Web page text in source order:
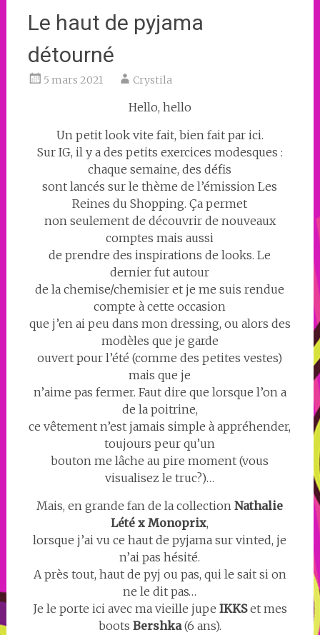
Le haut de pyjama
détourné
5 mars 2021 Crystila
Hello, hello
Un petit look vite fait, bien fait par ici.
Sur IG, il y a des petits exercices modesques :
chaque semaine, des défis
sont lancés sur le thème de l’émission Les
Reines du Shopping. Ça permet
non seulement de découvrir de nouveaux
comptes mais aussi
de prendre des inspirations de looks. Le
dernier fut autour
de la chemise/chemisier et je me suis rendue
compte à cette occasion
que j’en ai peu dans mon dressing, ou alors des
modèles que je garde
ouvert pour l’été (comme des petites vestes)
mais que je
n’aime pas fermer. Faut dire que lorsque l’on a
de la poitrine,
ce vêtement n’est jamais simple à appréhender,
toujours peur qu’un
bouton me lâche au pire moment (vous
visualisez le truc?)…
Mais, en grande fan de la collectionNathalie
Lété x Monoprix,
lorsque j’ai vu ce haut de pyjama sur vinted, je
n’ai pas hésité.
A près tout, haut de pyj ou pas, qui le sait si on
ne le dit pas…
Je le porte ici avec ma vieille jupe IKKSet mes
boots Bershka(6 ans).